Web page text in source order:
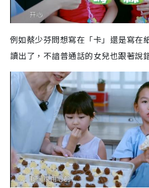
例如蔡少芬問想寫在「卡」還是寫在
讀出了，不諳普通話的女兒也跟著說